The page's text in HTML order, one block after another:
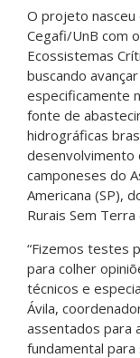
O projeto nasceu
Cegafi/UnB com
Ecossistemas
buscando
especificamente
fonte de
hidrográficas
desenvolvimento
camponeses do
Americana (SP),
Rurais Sem Terra
“Fizemos testes
para colher
técnicos e
Ávila,
assentados para
fundamental para